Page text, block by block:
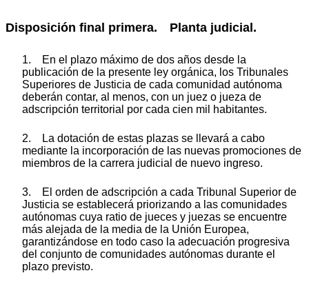
Disposición final primera. Planta judicial.
1. En el plazo máximo de dos años desde la
publicación de la presente ley orgánica, los Tribunales
Superiores de Justicia de cada comunidad autónoma
deberán contar, al menos, con un juez o jueza de
adscripción territorial por cada cien mil habitantes.
2. La dotación de estas plazas se llevará a cabo
mediante la incorporación de las nuevas promociones de
miembros de la carrera judicial de nuevo ingreso.
3. El orden de adscripción a cada Tribunal Superior de
Justicia se establecerá priorizando a las comunidades
autónomas cuya ratio de jueces y juezas se encuentre
más alejada de la media de la Unión Europea,
garantizándose en todo caso la adecuación progresiva
del conjunto de comunidades autónomas durante el
plazo previsto.